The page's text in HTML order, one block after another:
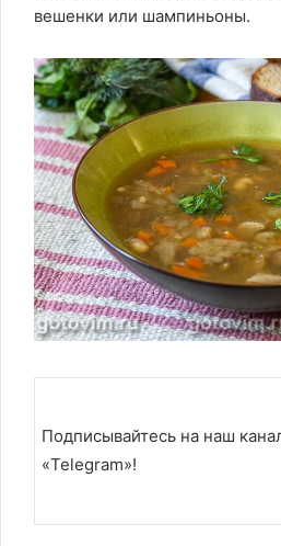
вешенки или шампиньоны.
Подписывайтесь на наш
«Telegram»!